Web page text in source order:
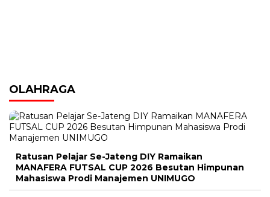
OLAHRAGA
Ratusan Pelajar Se-Jateng DIY Ramaikan
MANAFERA FUTSAL CUP 2026 Besutan Himpunan
Mahasiswa Prodi Manajemen UNIMUGO